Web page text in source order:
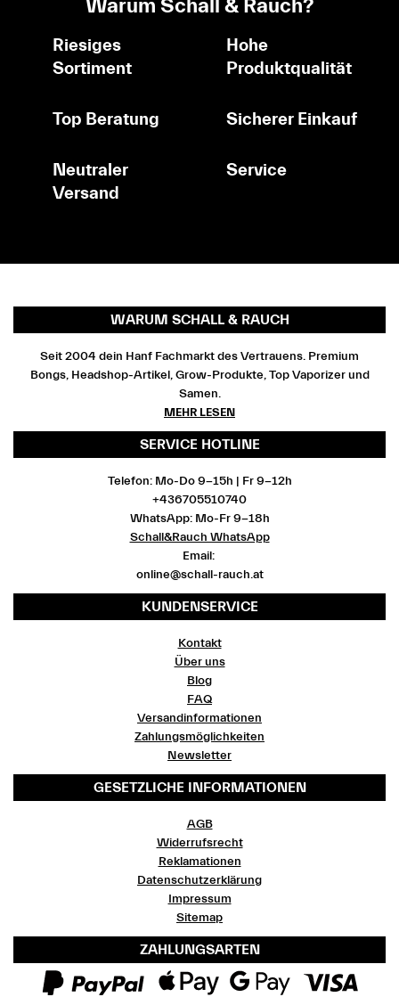
Warum Schall & Rauch?
Riesiges
Sortiment
Hohe
Produktqualität
Top Beratung Sicherer Einkauf
Neutraler
Versand
Service
WARUM SCHALL & RAUCH
Seit 2004 dein Hanf Fachmarkt des Vertrauens. Premium
Bongs, Headshop-Artikel, Grow-Produkte, Top Vaporizer und
Samen.
MEHR LESEN
SERVICE HOTLINE
Telefon: Mo-Do 9-15h | Fr 9-12h
+436705510740
WhatsApp: Mo-Fr 9-18h
Schall&Rauch WhatsApp
Email:
online@schall-rauch.at
KUNDENSERVICE
Kontakt
Über uns
Blog
FAQ
Versandinformationen
Zahlungsmöglichkeiten
Newsletter
GESETZLICHE INFORMATIONEN
AGB
Widerrufsrecht
Reklamationen
Datenschutzerklärung
Impressum
Sitemap
ZAHLUNGSARTEN